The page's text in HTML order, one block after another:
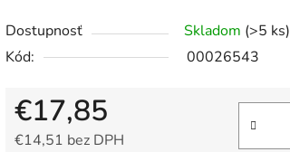
Dostupnosť Skladom (>5 ks)
Kód:
00026543
€17,85
€14,51 bez DPH